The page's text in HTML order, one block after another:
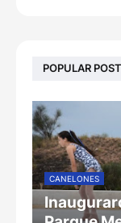
POPULAR
CANELONES